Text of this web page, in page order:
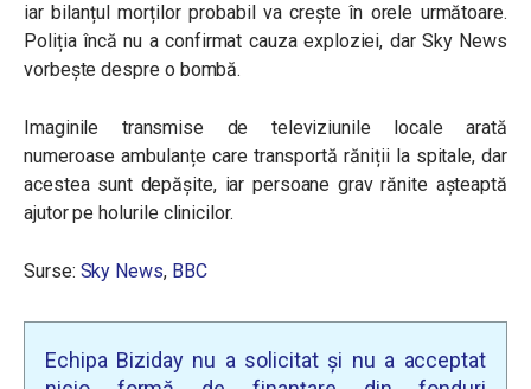
iar bilanțul morților probabil va crește în orele următoare.
Poliția încă nu a confirmat cauza exploziei, dar Sky News
vorbește despre o bombă.
Imaginile transmise de televiziunile locale arată
numeroase ambulanțe care transportă răniții la spitale, dar
acestea sunt depășite, iar persoane grav rănite așteaptă
ajutor pe holurile clinicilor.
Surse: Sky News, BBC
Echipa Biziday nu a solicitat și nu a acceptat